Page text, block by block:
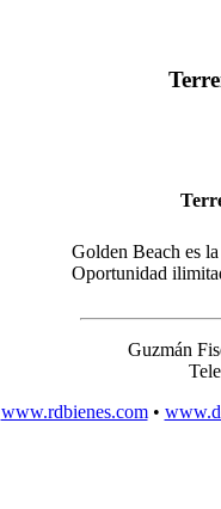
Golden Beach es
Oportunidad
Guzmán
www.rdbienes.com•